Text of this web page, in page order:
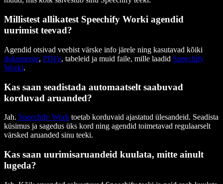
Millistest allikatest Speechify Worki agendid
uurimist teevad?
Agendid otsivad veebist värske info järele ning kasutavad kõiki
dokumente, PDFe, tabeleid ja muid faile, mille laadid Speechify
Worki.
Kas saan seadistada automaatselt saabuvad
korduvad aruanded?
Jah. Speechify Work toetab korduvaid ajastatud ülesandeid. Seadista
küsimus ja sagedus üks kord ning agendid toimetavad regulaarselt
värsked aruanded sinu teeki.
Kas saan uurimisaruandeid kuulata, mitte ainult
lugeda?